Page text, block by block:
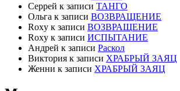
Серрей к записи ТАНГО
Ольга к записи ВОЗВРАЩЕНИЕ
Roxy к записи ВОЗВРАЩЕНИЕ
Roxy к записи ИСПЫТАНИЕ
Андрей к записи Раскол
Виктория к записи ХРАБРЫЙ ЗАЯЦ
Женни к записи ХРАБРЫЙ ЗАЯЦ